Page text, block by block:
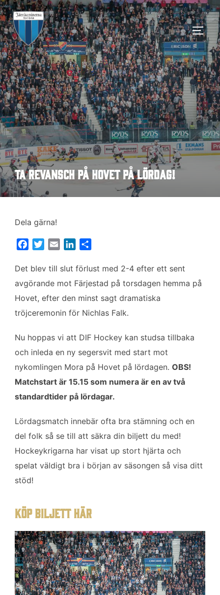
Hoppa
till
innehåll
SLÅ
Ta revansch på Hovet på lördag!
Dela gärna!
c
e
o
o
i
t
e
r
a
i
n
k
d
I
l
a
Det blev till slut förlust med 2-4 efter ett sent
avgörande mot Färjestad på torsdagen hemma på
Hovet, efter den minst sagt dramatiska
tröjceremonin för Nichlas Falk.
Nu hoppas vi att DIF Hockey kan studsa tillbaka
och inleda en ny segersvit med start mot
nykomlingen Mora på Hovet på lördagen. OBS!
Matchstart är 15.15 som numera är en av två
standardtider på lördagar.
Lördagsmatch innebär ofta bra stämning och en
del folk så se till att säkra din biljett du med!
Hockeykrigarna har visat up stort hjärta och
spelat väldigt bra i början av säsongen så visa ditt
stöd!
KÖP BILJETT HÄR